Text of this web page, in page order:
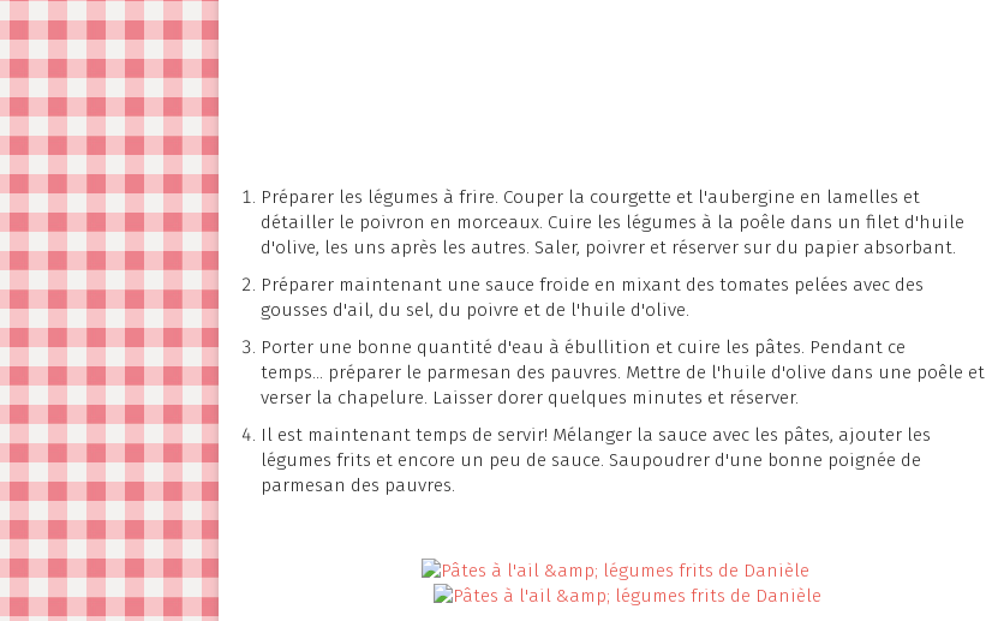
Préparer les légumes à frire. Couper la courgette et l'aubergine en lamelles et
détailler le poivron en morceaux. Cuire les légumes à la poêle dans un filet d'huile
d'olive, les uns après les autres. Saler, poivrer et réserver sur du papier absorbant.
Préparer maintenant une sauce froide en mixant des tomates pelées avec des
gousses d'ail, du sel, du poivre et de l'huile d'olive.
Porter une bonne quantité d'eau à ébullition et cuire les pâtes. Pendant ce
temps... préparer le parmesan des pauvres. Mettre de l'huile d'olive dans une poêle et
verser la chapelure. Laisser dorer quelques minutes et réserver.
Il est maintenant temps de servir! Mélanger la sauce avec les pâtes, ajouter les
légumes frits et encore un peu de sauce. Saupoudrer d'une bonne poignée de
parmesan des pauvres.